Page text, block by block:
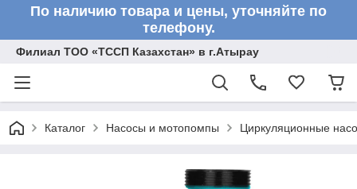
По наличию товара и цены, уточняйте по
телефону.
Филиал ТОО «ТССП Казахстан» в г.Атырау
Каталог Насосы и мотопомпы Циркуляционные